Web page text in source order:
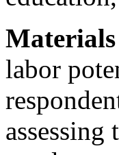
labor